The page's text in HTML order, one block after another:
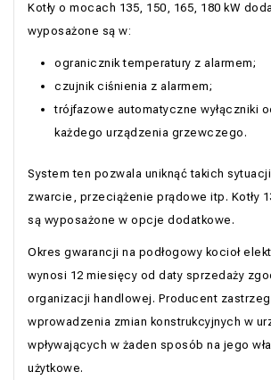
Kotły o mocach 135, 150, 165, 180 kW
wyposażone są w:
ogranicznik temperatury z alarmem;
czujnik ciśnienia z alarmem;
trójfazowe automatyczne wyłączniki
każdego urządzenia grzewczego.
System ten pozwala uniknąć takich
zwarcie, przeciążenie prądowe itp. Kotły
są wyposażone w opcje dodatkowe.
Okres gwarancji na podłogowy kocioł
wynosi 12 miesięcy od daty sprzedaży
organizacji handlowej. Producent
wprowadzenia zmian konstrukcyjnych w
wpływających w żaden sposób na jego
użytkowe.